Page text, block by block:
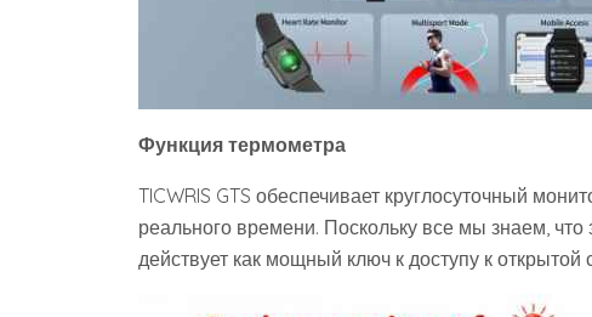
Функция термометра
TICWRIS GTS обеспечивает круглосуточный
реального времени. Поскольку все мы знаем,
действует как мощный ключ к доступу к